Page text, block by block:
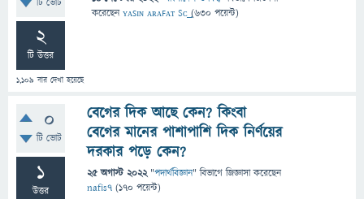
টি ভোট
2
টি উত্তর
1,109 বার দেখা হয়েছে
করেছেনʏᴀꜱɪɴ ᴀʀᴀꜰᴀᴛ Sᴄ͢͢͢ (630 পয়েন্ট)
0
টি ভোট
1
উত্তর
বেগের দিক আছে কেন? কিংবা
বেগের মানের পাশাপাশি দিক নির্ণয়ের
দরকার পড়ে কেন?
25 অগাস্ট 2022 "পদার্থবিজ্ঞান" বিভাগে জিজ্ঞাসাকরেছেন
nafis7 (170 পয়েন্ট)